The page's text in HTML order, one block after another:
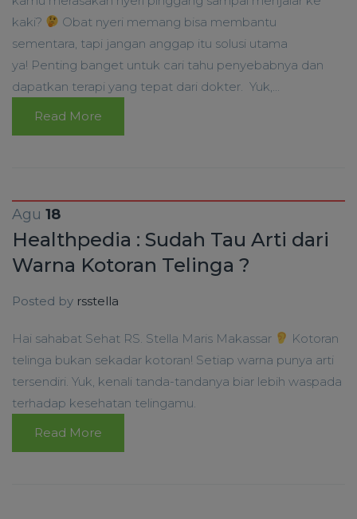
kaki?
Obat nyeri memang bisa membantu
sementara, tapi jangan anggap itu solusi utama
ya! Penting banget untuk cari tahu penyebabnya dan
dapatkan terapi yang tepat dari dokter. Yuk,...
Read More
Agu 18
Healthpedia : Sudah Tau Arti dari
Warna Kotoran Telinga ?
Posted by rsstella
Hai sahabat Sehat RS. Stella Maris Makassar
Kotoran
telinga bukan sekadar kotoran! Setiap warna punya arti
tersendiri. Yuk, kenali tanda-tandanya biar lebih waspada
terhadap kesehatan telingamu.
Read More